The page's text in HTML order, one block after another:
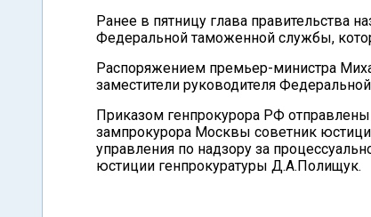
Ранее в пятницу глава правительства
Федеральной таможенной службы,
Распоряжением премьер-министра
заместители руководителя
Приказом генпрокурора РФ
зампрокурора Москвы советник
управления по надзору за
юстиции генпрокуратуры Д.А.Полищук.